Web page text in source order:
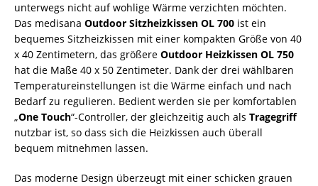
unterwegs nicht auf wohlige Wärme verzichten möchten.
Das medisana Outdoor Sitzheizkissen OL 700 ist ein
bequemes Sitzheizkissen mit einer kompakten Größe von 40
x 40 Zentimetern, das größere Outdoor Heizkissen OL 750
hat die Maße 40 x 50 Zentimeter. Dank der drei wählbaren
Temperatureinstellungen ist die Wärme einfach und nach
Bedarf zu regulieren. Bedient werden sie per komfortablen
„One Touch“-Controller, der gleichzeitig auch als Tragegriff
nutzbar ist, so dass sich die Heizkissen auch überall
bequem mitnehmen lassen.
Das moderne Design überzeugt mit einer schicken grauen